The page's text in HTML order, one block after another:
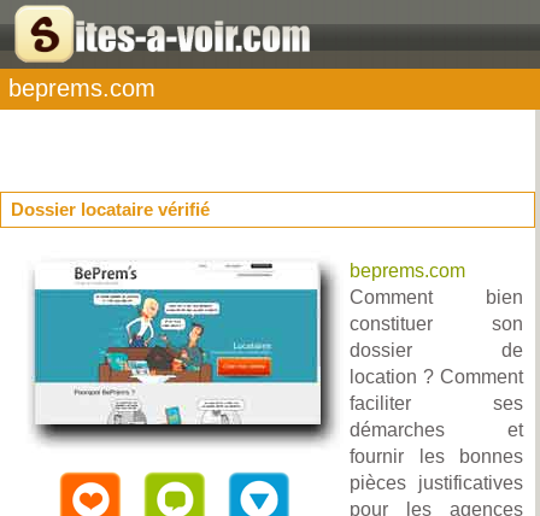
beprems.com
Dossier locataire vérifié
beprems.com
Comment bien
constituer son
dossier de
location ? Comment
faciliter ses
démarches et
fournir les bonnes
pièces justificatives
pour les agences